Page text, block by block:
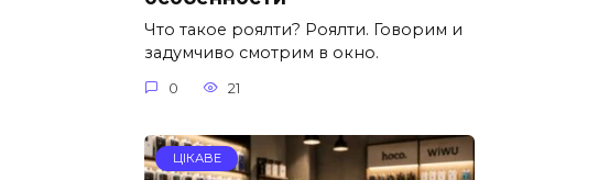
Что такое роялти? Роялти. Говорим и
задумчиво смотрим в окно.
0 21
ЦІКАВЕ